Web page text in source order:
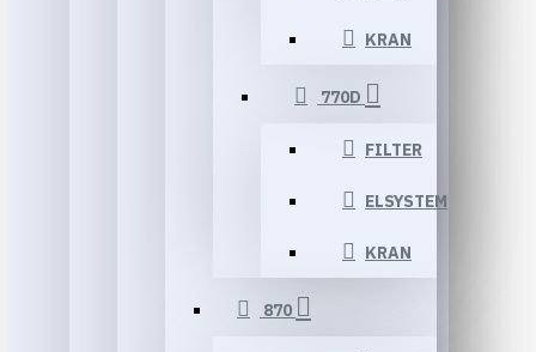
KRAN
770D
FILTER
ELSYSTEM
KRAN
870